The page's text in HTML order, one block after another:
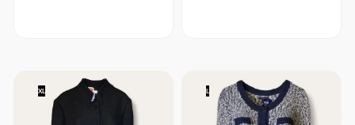
XL L